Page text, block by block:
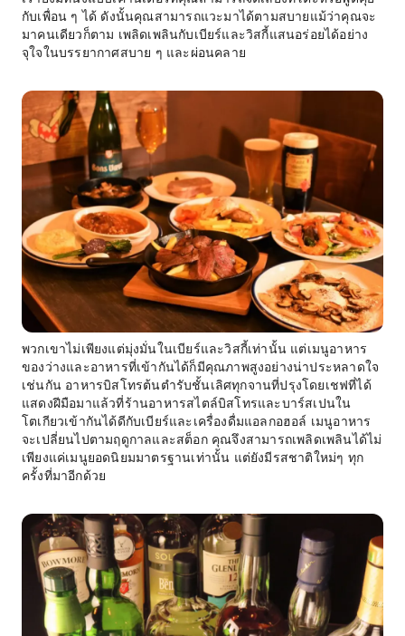
กับเพื่อน ๆ ได้ ดังนั้นคุณสามารถแวะมาได้ตามสบายแม้ว่าคุณจะ
มาคนเดียวก็ตาม เพลิดเพลินกับเบียร์และวิสกี้แสนอร่อยได้อย่าง
จุใจในบรรยากาศสบาย ๆ และผ่อนคลาย
พวกเขาไม่เพียงแต่มุ่งมั่นในเบียร์และวิสกี้เท่านั้น แต่เมนูอาหาร
ของว่างและอาหารที่เข้ากันได้ก็มีคุณภาพสูงอย่างน่าประหลาดใจ
เช่นกัน อาหารบิสโทรต้นตำรับชั้นเลิศทุกจานที่ปรุงโดยเชฟที่ได้
แสดงฝีมือมาแล้วที่ร้านอาหารสไตล์บิสโทรและบาร์สเปนใน
โตเกียวเข้ากันได้ดีกับเบียร์และเครื่องดื่มแอลกอฮอล์ เมนูอาหาร
จะเปลี่ยนไปตามฤดูกาลและสต็อก คุณจึงสามารถเพลิดเพลินได้ไม่
เพียงแค่เมนูยอดนิยมมาตรฐานเท่านั้น แต่ยังมีรสชาติใหม่ๆ ทุก
ครั้งที่มาอีกด้วย